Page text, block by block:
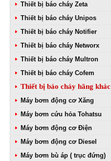
Thiết bị báo cháy Zeta
Thiết bị báo cháy Unipos
Thiết bị báo cháy Notifier
Thiết bị báo cháy Networx
Thiết bị báo cháy Multron
Thiết bị báo cháy Cofem
Thiết bị báo cháy hãng khác
Máy bơm động cơ Xăng
Máy bơm cứu hỏa Tohatsu
Máy bơm động cơ Điện
Máy bơm động cơ Diesel
Máy bơm bù áp ( trục đứng)